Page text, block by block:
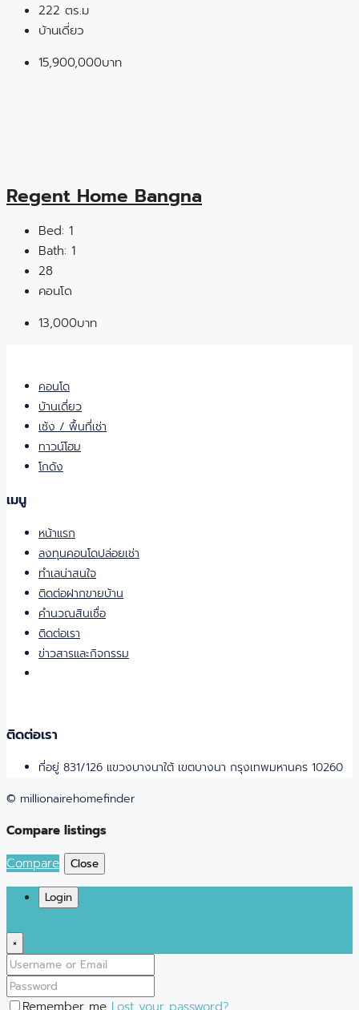
222 ตร.ม
บ้านเดี่ยว
15,900,000บาท
Regent Home Bangna
Bed: 1
Bath: 1
28
คอนโด
13,000บาท
คอนโด
บ้านเดี่ยว
เซ้ง / พื้นที่เช่า
ทาวน์โฮม
โกดัง
เมนู
หน้าแรก
ลงทุนคอนโดปล่อยเช่า
ทำเลน่าสนใจ
ติดต่อฝากขายบ้าน
คำนวณสินเชื่อ
ติดต่อเรา
ข่าวสารและกิจกรรม
ติดต่อเรา
ที่อยู่ 831/126 แขวงบางนาใต้ เขตบางนา กรุงเทพมหานคร 10260
© millionairehomefinder
Compare listings
Compare
Close
Login
×